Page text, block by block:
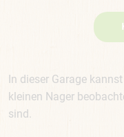
In dieser Garage
kleinen Nager
sind.